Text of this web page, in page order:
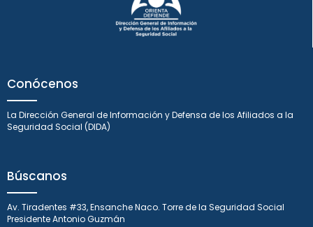
Conócenos
La Dirección General de Información y Defensa de los Afiliados a la
Seguridad Social (DIDA)
Búscanos
Av. Tiradentes #33, Ensanche Naco. Torre de la Seguridad Social
Presidente Antonio Guzmán